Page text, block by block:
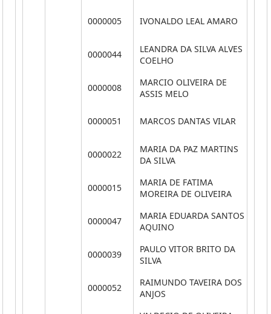
0000005 IVONALDO LEAL AMARO
0000044
LEANDRA DA SILVA ALVES
COELHO
0000008
MARCIO OLIVEIRA DE
ASSIS MELO
0000051 MARCOS DANTAS VILAR
0000022
MARIA DA PAZ MARTINS
DA SILVA
0000015
MARIA DE FATIMA
MOREIRA DE OLIVEIRA
0000047
MARIA EDUARDA SANTOS
AQUINO
0000039
PAULO VITOR BRITO DA
SILVA
0000052
RAIMUNDO TAVEIRA DOS
ANJOS